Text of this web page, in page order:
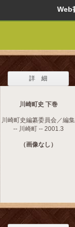
詳 細
川崎町史 下巻
川崎町史編纂委員会／編集
-- 川崎町 -- 2001.3
（画像なし）